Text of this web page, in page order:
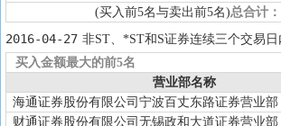
(买入前5名与卖出前5名)总合计：
2016-04-27 非ST、*ST和S证券连续三个交易
买入金额最大的前5名
营业部名称
海通证券股份有限公司宁波百丈东路证券营业部
财通证券股份有限公司无锡政和大道证券营业部